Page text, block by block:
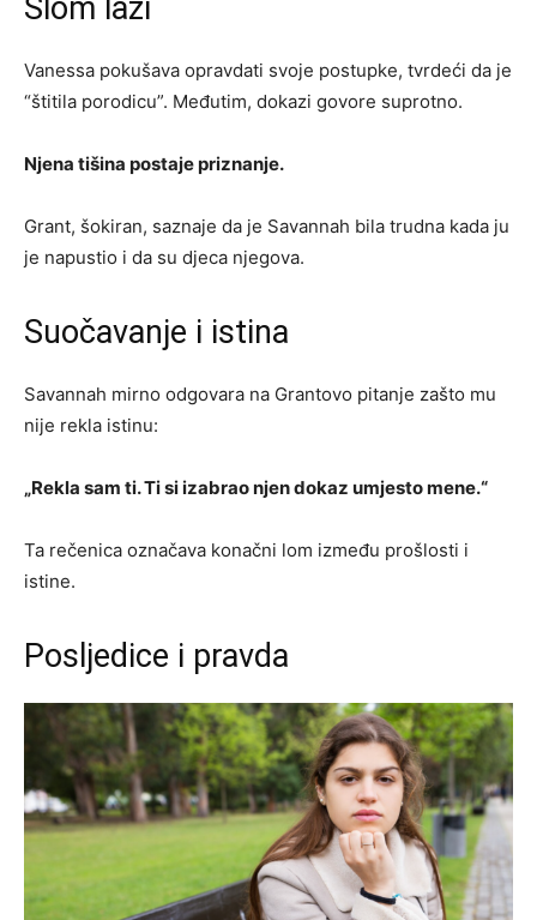
Slom laži
Vanessa pokušava opravdati svoje postupke, tvrdeći da je
“štitila porodicu”. Međutim, dokazi govore suprotno.
Njena tišina postaje priznanje.
Grant, šokiran, saznaje da je Savannah bila trudna kada ju
je napustio i da su djeca njegova.
Suočavanje i istina
Savannah mirno odgovara na Grantovo pitanje zašto mu
nije rekla istinu:
„Rekla sam ti. Ti si izabrao njen dokaz umjesto mene.“
Ta rečenica označava konačni lom između prošlosti i
istine.
Posljedice i pravda